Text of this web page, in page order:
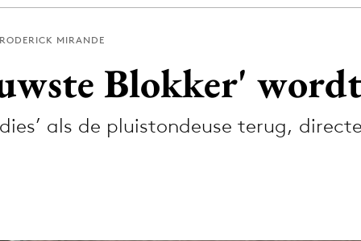
RODERICK MIRANDE
Blokker'
als de pluistondeuse terug,